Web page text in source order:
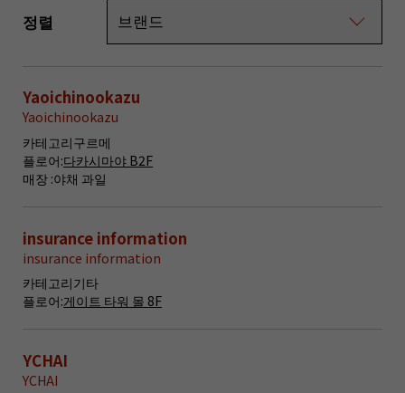
정렬
Yaoichinookazu
Yaoichinookazu
카테고리구르메
플로어:다카시마야 B2F
매장 :야채 과일
insurance information
insurance information
카테고리기타
플로어:게이트 타워 몰 8F
YCHAI
YCHAI